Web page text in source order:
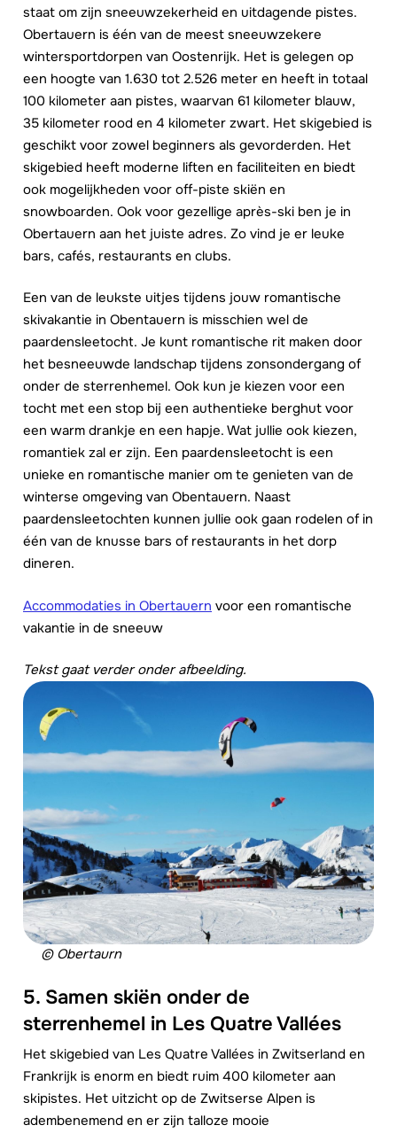
staat om zijn sneeuwzekerheid en uitdagende pistes.
Obertauern is één van de meest sneeuwzekere
wintersportdorpen van Oostenrijk. Het is gelegen op
een hoogte van 1.630 tot 2.526 meter en heeft in totaal
100 kilometer aan pistes, waarvan 61 kilometer blauw,
35 kilometer rood en 4 kilometer zwart. Het skigebied is
geschikt voor zowel beginners als gevorderden. Het
skigebied heeft moderne liften en faciliteiten en biedt
ook mogelijkheden voor off-piste skiën en
snowboarden. Ook voor gezellige après-ski ben je in
Obertauern aan het juiste adres. Zo vind je er leuke
bars, cafés, restaurants en clubs.
Een van de leukste uitjes tijdens jouw romantische
skivakantie in Obentauern is misschien wel de
paardensleetocht. Je kunt romantische rit maken door
het besneeuwde landschap tijdens zonsondergang of
onder de sterrenhemel. Ook kun je kiezen voor een
tocht met een stop bij een authentieke berghut voor
een warm drankje en een hapje. Wat jullie ook kiezen,
romantiek zal er zijn. Een paardensleetocht is een
unieke en romantische manier om te genieten van de
winterse omgeving van Obentauern. Naast
paardensleetochten kunnen jullie ook gaan rodelen of in
één van de knusse bars of restaurants in het dorp
dineren.
Accommodaties in Obertauern voor een romantische
vakantie in de sneeuw
Tekst gaat verder onder afbeelding.
© Obertaurn
5. Samen skiën onder de
sterrenhemel in Les Quatre Vallées
Het skigebied van Les Quatre Vallées in Zwitserland en
Frankrijk is enorm en biedt ruim 400 kilometer aan
skipistes. Het uitzicht op de Zwitserse Alpen is
adembenemend en er zijn talloze mooie